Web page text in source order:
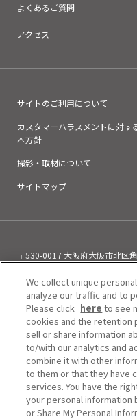
よくあるご質問
アクセス
サイトのご利用について
カスタマーハラスメントに対す
本方針
撮影・取材について
サイトマップ
〒530-0017 大阪府大阪市北区
06-6313-0501（11:00～21:00）
We collect unique
analyze our traffic and to
Please click here to see
cookies and the retention
sell or share information
to/with our analytics and
combine it with other
to them or that they have
services. You have the
your personal information
or Share My Personal